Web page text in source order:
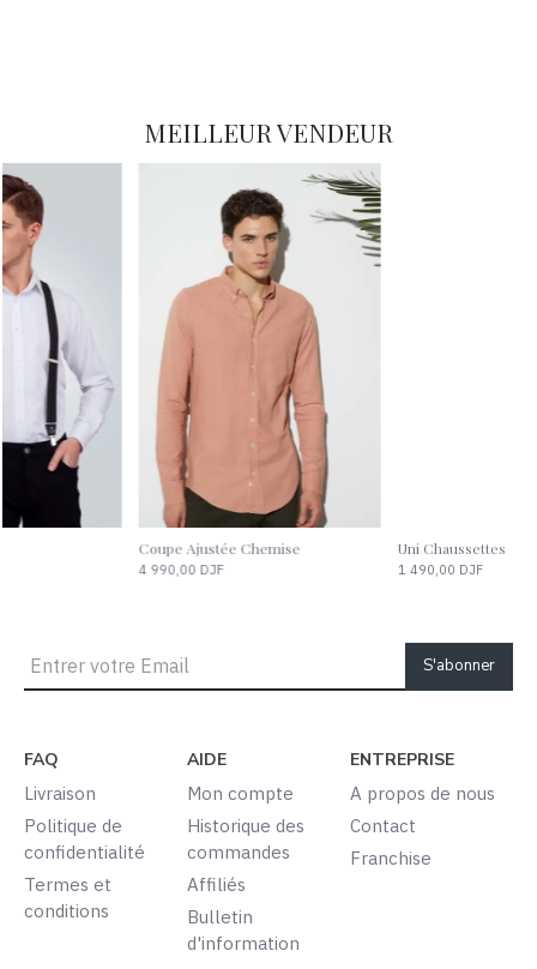
MEILLEUR VENDEUR
Coupe Ajustée Chemise Uni Chaussettes
S'abonner
FAQ
Livraison
Politique de
confidentialité
Termes et
conditions
AIDE
Mon compte
Historique des
commandes
Affiliés
Bulletin
d'information
ENTREPRISE
A propos de nous
Contact
Franchise